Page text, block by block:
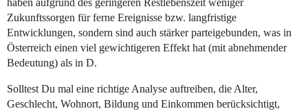
haben aufgrund des geringeren Restlebenszeit weniger
Zukunftssorgen für ferne Ereignisse bzw. langfristige
Entwicklungen, sondern sind auch stärker parteigebunden, was in
Österreich einen viel gewichtigeren Effekt hat (mit abnehmender
Bedeutung) als in D.
Solltest Du mal eine richtige Analyse auftreiben, die Alter,
Geschlecht, Wohnort, Bildung und Einkommen berücksichtigt,